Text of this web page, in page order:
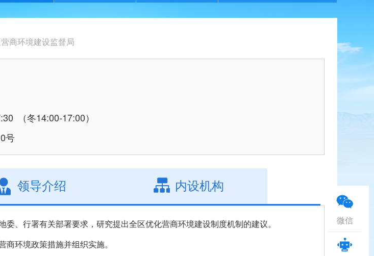
商环境建设监督局
（冬14:00-17:00）
号
领导介绍 内设机构
、行署有关部署要求，研究提出全区优化营商环境建设制度机制的建议。
环境政策措施并组织实施。
微信